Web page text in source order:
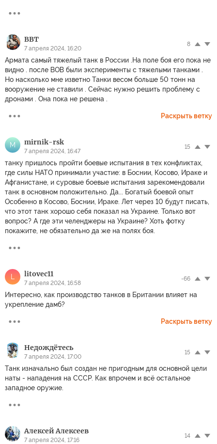
ВВТ
7 апреля 2024, 16:20
8
Армата самый тяжелый танк в России .На поле боя его пока не
видно . после ВОВ были эксперименты с тяжелыми танками .
Но насколько мне изветно Танки весом больше 50 тонн на
вооружение не ставили . Сейчас нужно решить проблему с
дронами . Она пока не решена .
Раскрыть ветку
M mirnik-rsk
7 апреля 2024, 16:47
15
танку пришлось пройти боевые испытания в тех конфликтах,
где силы НАТО принимали участие: в Боснии, Косово, Ираке и
Афганистане, и суровые боевые испытания зарекомендовали
танк в основном положительно. Да... Богатый боевой опыт
Особенно в Косово, Боснии, Ираке. Лет через 10 будут писать,
что этот танк хорошо себя показал на Украине. Только вот
вопрос? А где эти челенджеры на Украине? Хоть фотку
покажите, не обязательно да же на полях боя.
L litovec11
7 апреля 2024, 16:58
-66
Интересно, как производство танков в Британии влияет на
укрепление дамб?
Раскрыть ветку
Недождётесь
7 апреля 2024, 17:00
15
Танк изначально был создан не пригодным для основной цели
наты - нападения на СССР. Как впрочем и всё остальное
западное оружие.
Алексей Алексеев
7 апреля 2024, 17:16
14